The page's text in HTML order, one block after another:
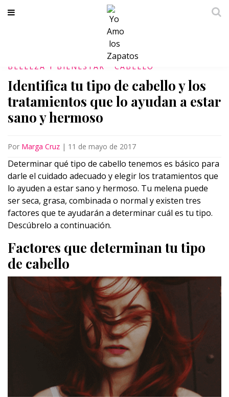
BELLEZA Y BIENESTAR CABELLO
Identifica tu tipo de cabello y los
tratamientos que lo ayudan a estar
sano y hermoso
Por Marga Cruz | 11 de mayo de 2017
Determinar qué tipo de cabello tenemos es básico para
darle el cuidado adecuado y elegir los tratamientos que
lo ayuden a estar sano y hermoso. Tu melena puede
ser seca, grasa, combinada o normal y existen tres
factores que te ayudarán a determinar cuál es tu tipo.
Descúbrelo a continuación.
Factores que determinan tu tipo
de cabello